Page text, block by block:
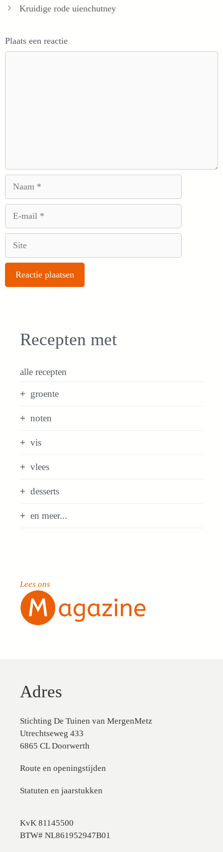
Kruidige rode uienchutney
Plaats een reactie
Recepten met
alle recepten
groente
noten
vis
vlees
desserts
en meer...
Lees ons
Adres
Stichting De Tuinen van MergenMetz
Utrechtseweg 433
6865 CL Doorwerth
Route en openingstijden
Statuten en jaarstukken
KvK 81145500
BTW# NL861952947B01